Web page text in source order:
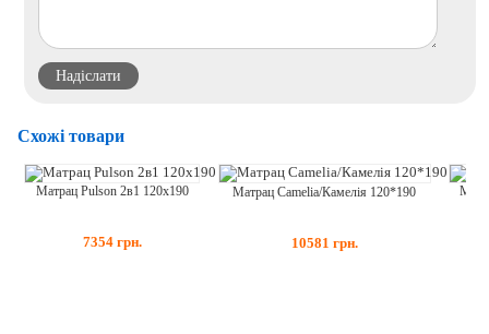
Схожі товари
Матрац Pulson 2в1 120x190
7354 грн.
Матрац Camelia/Камелія 120*190
10581 грн.